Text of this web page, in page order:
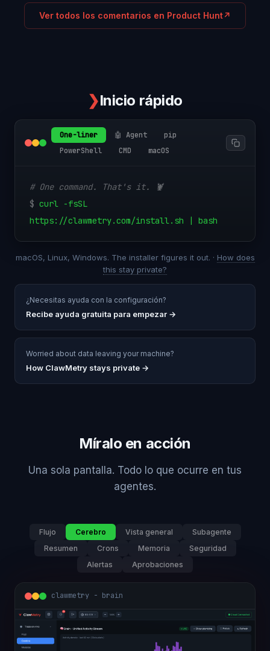
Ver todos los comentarios en Product Hunt↗
❯Inicio rápido
One-liner 🤖 Agent
pip
PowerShell
CMD macOS
# One command. That's it. 🦞
$ curl -fsSL
https://clawmetry.com/install.sh | bash
macOS, Linux, Windows. The installer figures it out. · How does
this stay private?
¿Necesitas ayuda con la configuración?
Recibe ayuda gratuita para empezar →
Worried about data leaving your machine?
How ClawMetry stays private →
Míralo en acción
Una sola pantalla. Todo lo que ocurre en tus
agentes.
Flujo Cerebro Vista general
Subagente
Resumen
Crons Memoria
Seguridad
Alertas
Aprobaciones
clawmetry - overview